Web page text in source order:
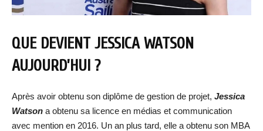
QUE DEVIENT JESSICA WATSON
AUJOURD’HUI ?
Après avoir obtenu son diplôme de gestion de projet, Jessica
Watson a obtenu sa licence en médias et communication
avec mention en 2016. Un an plus tard, elle a obtenu son MBA